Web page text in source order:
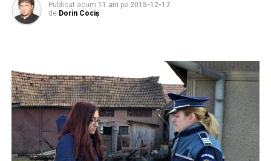
Publicat acum 11 ani pe 2015-12-17
de Dorin Cociș